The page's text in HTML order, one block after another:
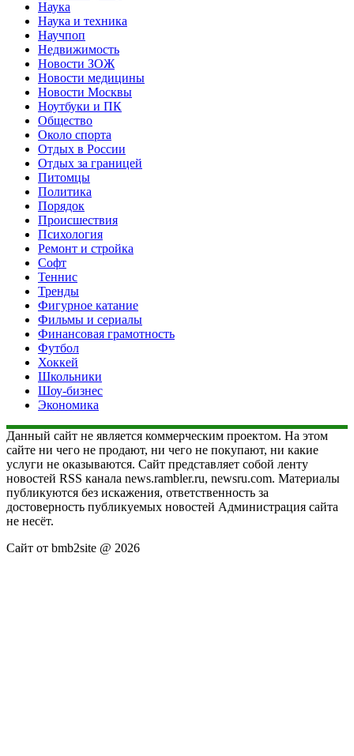
Наука
Наука и техника
Научпоп
Недвижимость
Новости ЗОЖ
Новости медицины
Новости Москвы
Ноутбуки и ПК
Общество
Около спорта
Отдых в России
Отдых за границей
Питомцы
Политика
Порядок
Происшествия
Психология
Ремонт и стройка
Софт
Теннис
Тренды
Фигурное катание
Фильмы и сериалы
Финансовая грамотность
Футбол
Хоккей
Школьники
Шоу-бизнес
Экономика
Данный сайт не является коммерческим проектом. На этом
сайте ни чего не продают, ни чего не покупают, ни какие
услуги не оказываются. Сайт представляет собой ленту
новостей RSS канала news.rambler.ru, newsru.com. Материалы
публикуются без искажения, ответственность за
достоверность публикуемых новостей Администрация сайта
не несёт.
Сайт от bmb2site @ 2026